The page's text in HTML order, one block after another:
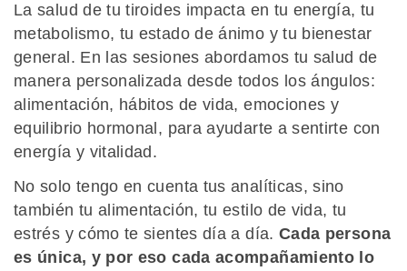
La salud de tu tiroides impacta en tu energía, tu
metabolismo, tu estado de ánimo y tu bienestar
general. En las sesiones abordamos tu salud de
manera personalizada desde todos los ángulos:
alimentación, hábitos de vida, emociones y
equilibrio hormonal, para ayudarte a sentirte con
energía y vitalidad.
No solo tengo en cuenta tus analíticas, sino
también tu alimentación, tu estilo de vida, tu
estrés y cómo te sientes día a día. Cada persona
es única, y por eso cada acompañamiento lo